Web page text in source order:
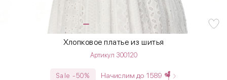
Хлопковое платье из шитья
Артикул 300120
Sale -50% Начислим до 1589